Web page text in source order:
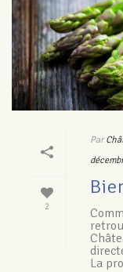
2
Par
La